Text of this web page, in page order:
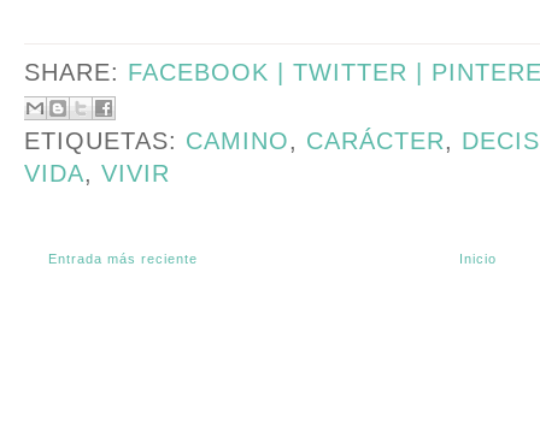
SHARE: FACEBOOK | TWITTER |
ETIQUETAS: CAMINO, CARÁCTER,
VIDA, VIVIR
Entrada más reciente Inicio